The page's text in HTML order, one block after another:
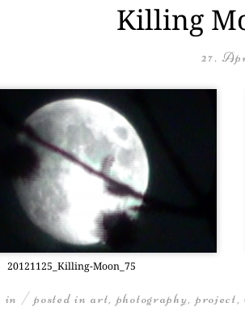
Killing
27.
20121125_Kil­ling-Moon_75
in / posted inart, photography, project,